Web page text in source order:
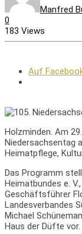
Manfred
0
183 Views
Auf
Holzminden. Am
Niedersachsentag
Heimatpflege,
Das Programm
Heimatbundes e.
Geschäftsführer
Landesverbandes
Michael
Haus der Düfte vor.